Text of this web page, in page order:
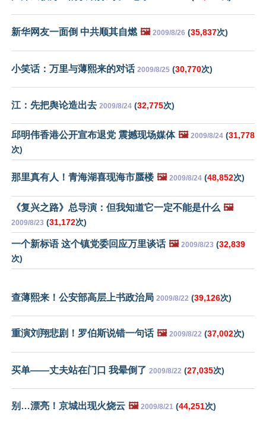
新华网友一面倒 中共顺其自燃 🖼️ 2009/8/26 (35,837次)
小笑话：万里与薄熙来的对话 2009/8/25 (30,770次)
江：先把舆论造出去 2009/8/24 (32,775次)
邱明伟香港公开宣布退党 震撼现场媒体 🖼️ 2009/8/24 (31,778
次)
那里真有人！青海湖喜现海市蜃楼 🖼️ 2009/8/24 (48,852次)
《复兴之路》总导演：但我知道它一定不能是什么 🖼️
2009/8/23 (31,172次)
一个新标语 这个镇党委回应万里谈话 🖼️ 2009/8/23 (32,839
次)
查薄熙来！公安部高层上书政治局 2009/8/22 (39,126次)
重演刘翔悲剧！罗伯斯说错一句话 🖼️ 2009/8/22 (37,002次)
买单——丈夫站在门口 我晕倒了 2009/8/22 (27,035次)
别…漂亮！京城出现火烧云 🖼️ 2009/8/21 (44,251次)